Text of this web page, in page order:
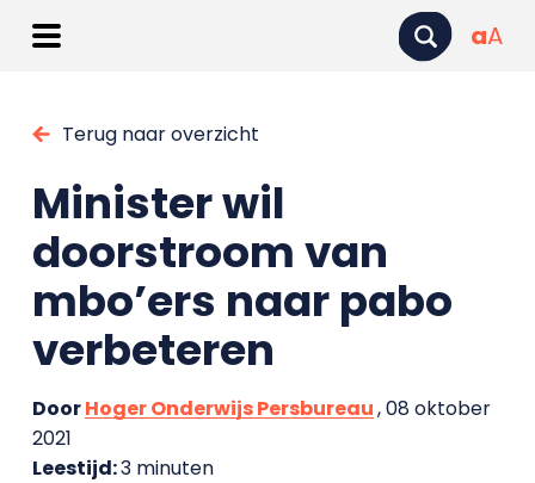
aA
Terug naar overzicht
Minister wil
doorstroom van
mbo’ers naar pabo
verbeteren
DoorHoger Onderwijs Persbureau, 08 oktober
2021
Leestijd:3 minuten